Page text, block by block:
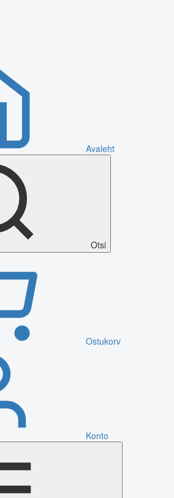
Avaleht
Otsi
Ostukorv
Konto